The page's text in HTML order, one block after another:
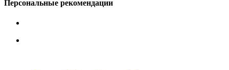
Персональные рекомендации